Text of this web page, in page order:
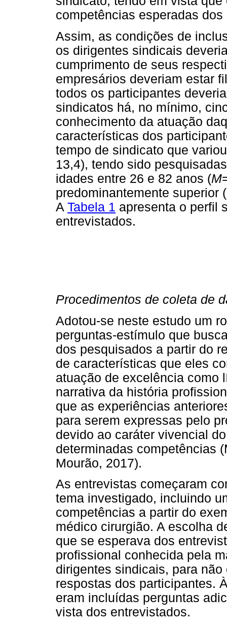
competências esperadas
Assim, as condições de
os dirigentes sindicais
cumprimento de seus
empresários deveriam estar
todos os participantes
sindicatos há, no mínimo,
conhecimento da atuação
características dos
tempo de sindicato que
13,4), tendo sido
idades entre 26 e 82 anos (M
predominantemente superior
A Tabela 1 apresenta o perfil
entrevistados.
Procedimentos de coleta de
Adotou-se neste estudo um
perguntas-estímulo que
dos pesquisados a partir do
de características que eles
atuação de excelência como
narrativa da história
que as experiências
para serem expressas pelo
devido ao caráter vivencial
determinadas competências
Mourão, 2017).
As entrevistas começaram
tema investigado, incluindo
competências a partir do
médico cirurgião. A escolha
que se esperava dos
profissional conhecida pela
dirigentes sindicais, para
respostas dos participantes.
eram incluídas perguntas
vista dos entrevistados.